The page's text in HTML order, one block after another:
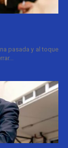
pasada y al toque